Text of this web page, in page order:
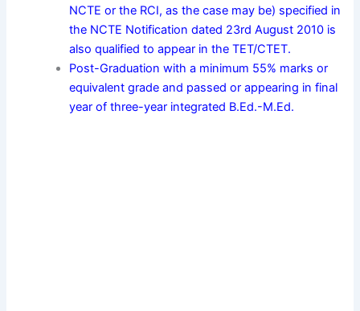
NCTE or the RCI, as the case may be) specified in
the NCTE Notification dated 23rd August 2010 is
also qualified to appear in the TET/CTET.
Post-Graduation with a minimum 55% marks or
equivalent grade and passed or appearing in final
year of three-year integrated B.Ed.-M.Ed.